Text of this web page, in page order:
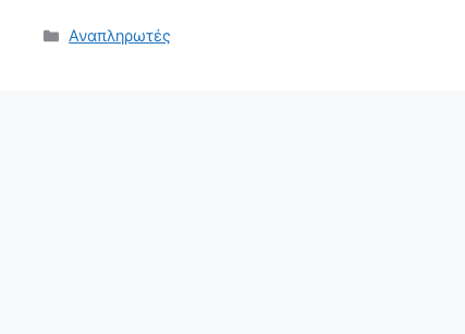
Κατηγορίες
Αναπληρωτές